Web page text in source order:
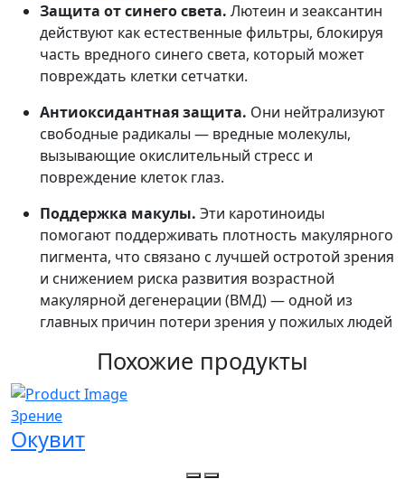
Защита от синего света. Лютеин и зеаксантин
действуют как естественные фильтры, блокируя
часть вредного синего света, который может
повреждать клетки сетчатки.
Антиоксидантная защита. Они нейтрализуют
свободные радикалы — вредные молекулы,
вызывающие окислительный стресс и
повреждение клеток глаз.
Поддержка макулы. Эти каротиноиды
помогают поддерживать плотность макулярного
пигмента, что связано с лучшей остротой зрения
и снижением риска развития возрастной
макулярной дегенерации (ВМД) — одной из
главных причин потери зрения у пожилых людей
Похожие продукты
Зрение
Окувит